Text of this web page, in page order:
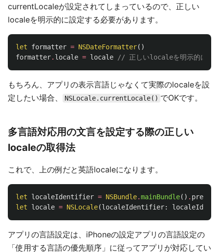
currentLocaleが設定されてしまっているので、正しい
localeを明示的に設定する必要があります。
let formatter = NSDateFormatter()
formatter. locale = locale // 正しいlocaleを明示的に設
もちろん、アプリの表示言語じゃなくて実際のlocaleを設
定したい場合、
NSLocale.currentLocale() でOKです。
多言語対応用の文言を設定する際の正しい
localeの取得法
これで、上の例だと英語localeになります。
let localeIdentifier = NSBundle.mainBundle() .
let
locale = NSLocale(localeIdentifier:
アプリの言語設定は、iPhoneの設定アプリの言語設定の
「使用する言語の優先順序」に従ってアプリが対応してい